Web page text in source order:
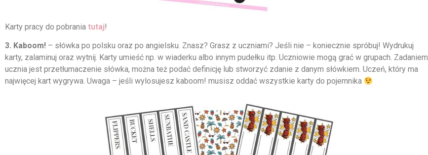
Karty pracy do pobrania tutaj!
3. Kaboom! – słówka po polsku oraz po angielsku. Znasz? Grasz z uczniami? Jeśli nie – koniecznie spróbuj! Wydrukuj
karty, zalaminuj oraz wytnij. Karty umieść np. w wiaderku albo innym pudełku itp. Uczniowie mogą grać w grupach. Zadaniem
ucznia jest przetłumaczenie słówka, można też podać definicję lub stworzyć zdanie z danym słówkiem. Uczeń, który ma
najwięcej kart wygrywa. Uwaga – jeśli wylosujesz kaboom! musisz oddać wszystkie karty do pojemnika